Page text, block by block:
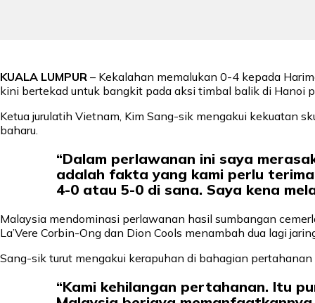
KUALA LUMPUR – Kekalahan memalukan 0-4 kepada
kini bertekad untuk bangkit pada aksi timbal balik di Hanoi
Ketua jurulatih Vietnam, Kim Sang-sik mengakui kekuatan
baharu.
“Dalam perlawanan ini saya
adalah fakta yang kami perlu
4-0 atau 5-0 di sana. Saya kena
Malaysia mendominasi perlawanan hasil sumbangan
La’Vere Corbin-Ong dan Dion Cools menambah dua lagi
Sang-sik turut mengakui kerapuhan di bahagian
“Kami kehilangan pertahanan. Itu